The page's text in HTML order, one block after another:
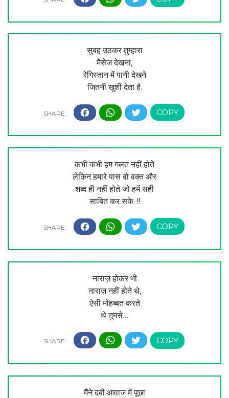
सुबह उठकर तुम्हारा
मैसेज देखना,
रेगिस्तान में पानी देखने
जितनी खुशी देता है.
कभी कभी हम गलत नहीं होते
लेकिन हमारे पास वो वक्त और
शब्द ही नहीं होते जो हमें सही
साबित कर सके. !!
नाराज़ होकर भी
नाराज़ नहीं होते थे,
ऐसी मोहब्बत करते
थे तुमसे…
मैंने दबी आवाज में पूछा